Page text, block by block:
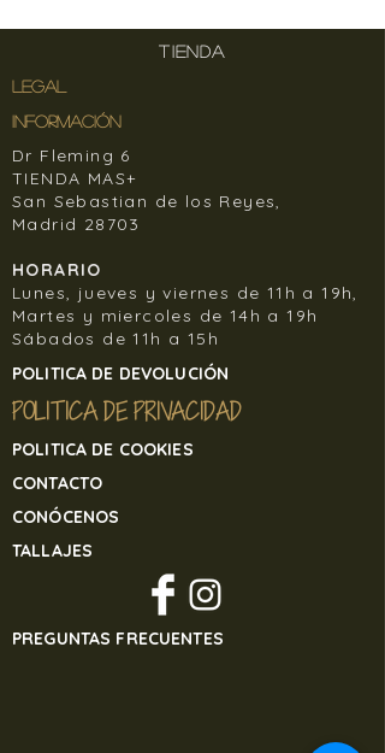
devolver la mercancía a Banjul Sisters
sin contactar previamente con
no se hará responsable de la
mercancía recibida, si el cliente la
devuelve por sus propios medios, y sin
Para devolver cualquier artículo de
nuestra tienda online contacte
enbanjulsisters@gmail.com
TIENDA
LEGAL
INFORMACIÓN
Dr Fleming 6
TIENDA MAS+
San Sebastian de los Reyes,
Madrid 28703
HORARIO
Lunes, jueves y viernes de 11h a 19h,
Martes y miercoles de 14h a 19h
Sábados de 11h a 15h
POLITICA DE DEVOLUCIÓN
POLITICA DE PRIVACIDAD
POLITICA DE COOKIES
CONTACTO
CONÓCENOS
TALLAJES
PREGUNTAS FRECUENTES